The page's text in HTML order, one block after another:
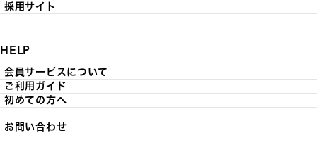
採用サイト
HELP
会員サービスについて
ご利用ガイド
初めての方へ
お問い合わせ